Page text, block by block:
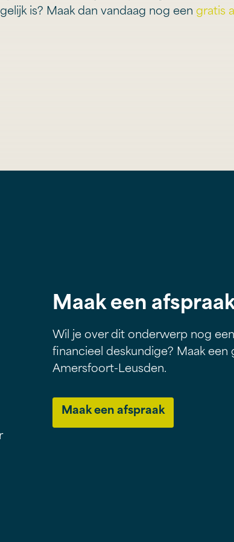
is? Maak dan vandaag nog een gratis
Maak een
Wil je over dit onderwerp nog
financieel deskundige? Maak een
Amersfoort-Leusden.
Maak een afspraak